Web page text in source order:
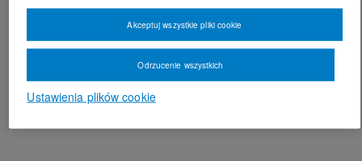
Ustawienia plików cookie
Odrzucenie wszystkich
Akceptuj wszystkie pliki cookie